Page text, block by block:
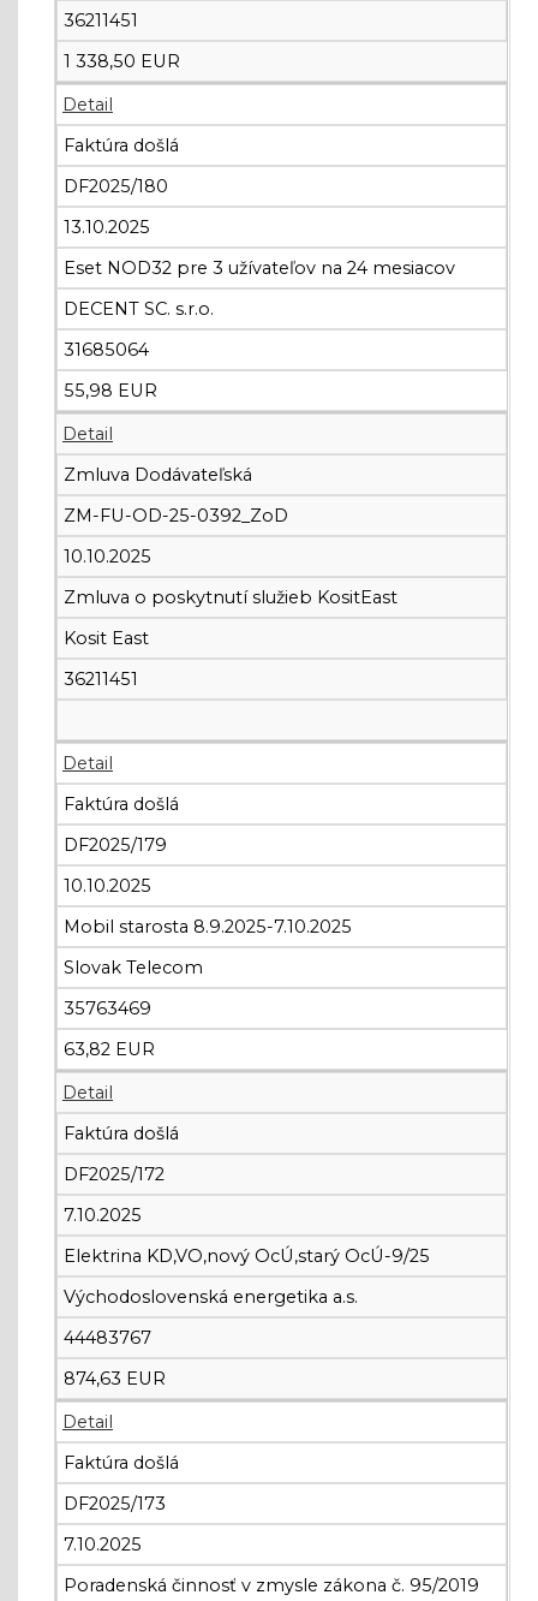
36211451
1 338,50 EUR
Detail
Faktúra došlá
DF2025/180
13.10.2025
Eset NOD32 pre 3 užívateľov na 24 mesiacov
DECENT SC. s.r.o.
31685064
55,98 EUR
Detail
Zmluva Dodávateľská
ZM-FU-OD-25-0392_ZoD
10.10.2025
Zmluva o poskytnutí služieb KositEast
Kosit East
36211451
Detail
Faktúra došlá
DF2025/179
10.10.2025
Mobil starosta 8.9.2025-7.10.2025
Slovak Telecom
35763469
63,82 EUR
Detail
Faktúra došlá
DF2025/172
7.10.2025
Elektrina KD,VO,nový OcÚ,starý OcÚ-9/25
Východoslovenská energetika a.s.
44483767
874,63 EUR
Detail
Faktúra došlá
DF2025/173
7.10.2025
Poradenská činnosť v zmysle zákona č. 95/2019